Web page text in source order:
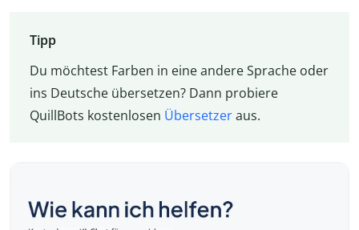
Tipp
Du möchtest Farben in eine andere Sprache oder
ins Deutsche übersetzen? Dann probiere
QuillBots kostenlosen Übersetzeraus.